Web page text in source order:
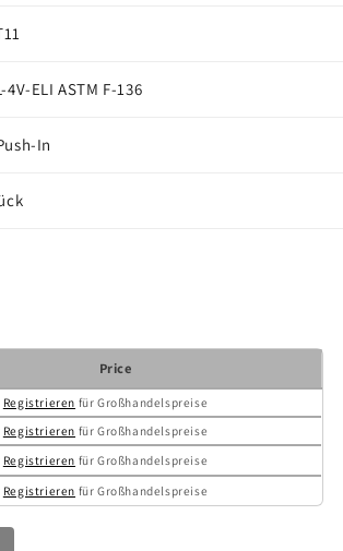
ELI ASTM F-136
In
Price
Registrieren für Großhandelspreise
Registrieren für Großhandelspreise
Registrieren für Großhandelspreise
Registrieren für Großhandelspreise